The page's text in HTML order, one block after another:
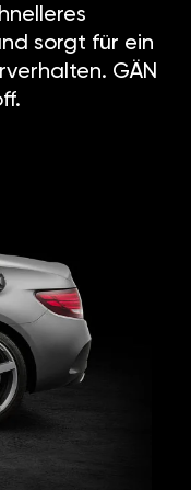
sorgt für ein
GÄN